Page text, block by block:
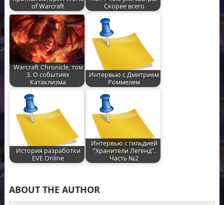
of Warcraft
Скорее всего
Warcraft Chronicle, том
3. О событиях
Катаклизма
Интервью с Дмитрием
Роммелем
История разработки
EVE Online
Интервью с гильдией
“Хранители Легенд”.
Часть №2
ABOUT THE AUTHOR